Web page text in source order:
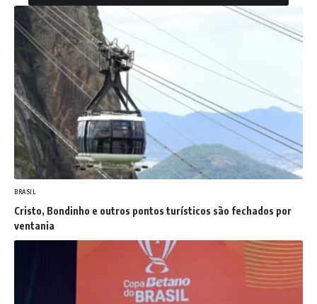
BRASIL
Cristo, Bondinho e outros pontos turísticos são fechados por
ventania